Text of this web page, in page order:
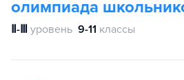
олимпиада
Ⅱ-Ⅲ уровень 9-11 классы